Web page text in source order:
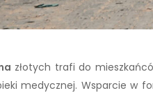
złotych trafi do
medycznej. Wsparcie w